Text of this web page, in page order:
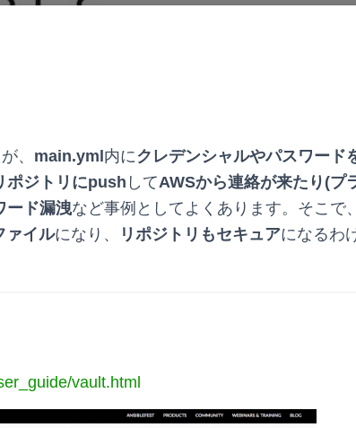
、 main.yml 内にクレデンシャルやパスワード
ポジトリにpush してAWSから連絡が来たり(プ
ード漏洩など事例としてよくあります。そこで、
ァイルになり、 リポジトリもセキュアになるわ
vault.html